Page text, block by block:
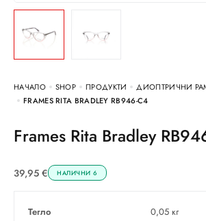
НАЧАЛО SHOP ПРОДУКТИ
ДИОПТРИЧНИ
FRAMES RITA BRADLEY RB946-C4
Frames Rita Bradley
39,95 € НАЛИЧНИ 6
Тегло
0,05 кг